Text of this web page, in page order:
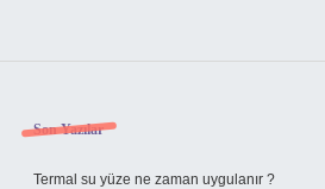
Sidebar
Son Yazılar
Termal su yüze ne zaman uygulanır ?